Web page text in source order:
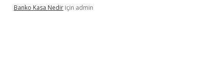
Banko Kasa Nedir için admin